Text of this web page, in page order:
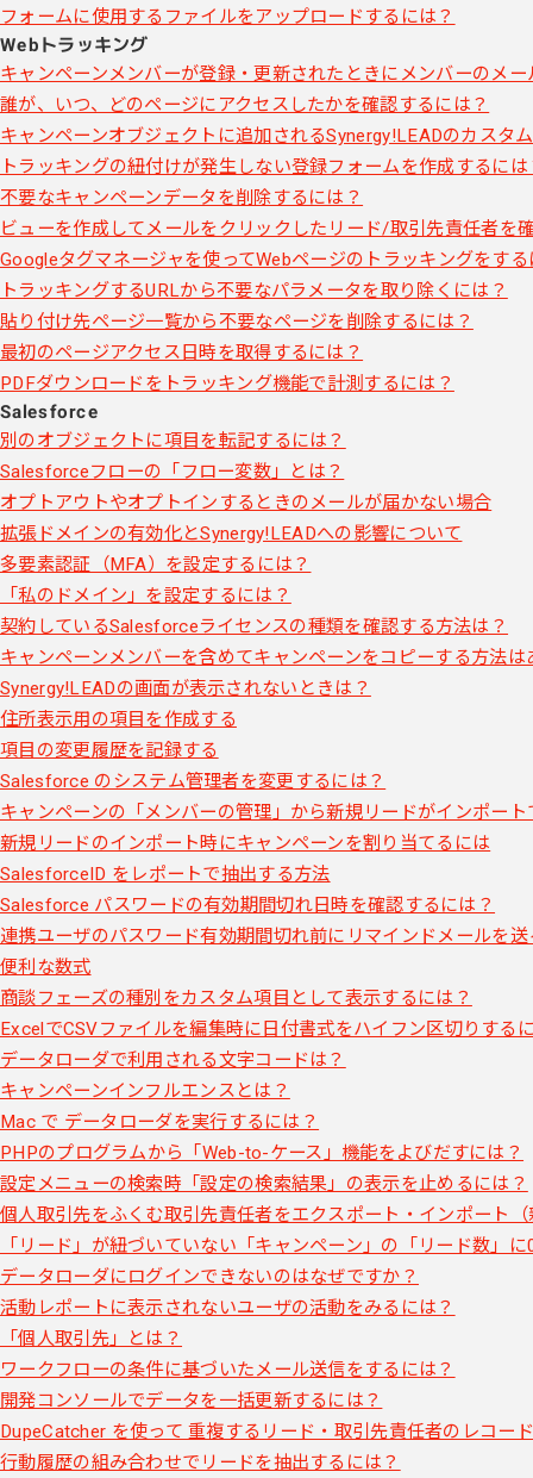
フォームに使用するファイルをアップロードするには？
Webトラッキング
キャンペーンメンバーが登録・更新されたときにメンバーのメ
誰が、いつ、どのページにアクセスしたかを確認するには？
キャンペーンオブジェクトに追加されるSynergy!LEADのカスタ
トラッキングの紐付けが発生しない登録フォームを作成するには
不要なキャンペーンデータを削除するには？
ビューを作成してメールをクリックしたリード/取引先責任者を
Googleタグマネージャを使ってWebページのトラッキングをす
トラッキングするURLから不要なパラメータを取り除くには？
貼り付け先ページ一覧から不要なページを削除するには？
最初のページアクセス日時を取得するには？
PDFダウンロードをトラッキング機能で計測するには？
Salesforce
別のオブジェクトに項目を転記するには？
Salesforceフローの「フロー変数」とは？
オプトアウトやオプトインするときのメールが届かない場合
拡張ドメインの有効化とSynergy!LEADへの影響について
多要素認証（MFA）を設定するには？
「私のドメイン」を設定するには？
契約しているSalesforceライセンスの種類を確認する方法は？
キャンペーンメンバーを含めてキャンペーンをコピーする方法は
Synergy!LEADの画面が表示されないときは？
住所表示用の項目を作成する
項目の変更履歴を記録する
Salesforce のシステム管理者を変更するには？
キャンペーンの「メンバーの管理」から新規リードがインポート
新規リードのインポート時にキャンペーンを割り当てるには
SalesforceID をレポートで抽出する方法
Salesforce パスワードの有効期間切れ日時を確認するには？
連携ユーザのパスワード有効期間切れ前にリマインドメールを
便利な数式
商談フェーズの種別をカスタム項目として表示するには？
ExcelでCSVファイルを編集時に日付書式をハイフン区切りする
データローダで利用される文字コードは？
キャンペーンインフルエンスとは？
Mac で データローダを実行するには？
PHPのプログラムから「Web-to-ケース」機能をよびだすには？
設定メニューの検索時「設定の検索結果」の表示を止めるには？
個人取引先をふくむ取引先責任者をエクスポート・インポート
「リード」が紐づいていない「キャンペーン」の「リード数」
データローダにログインできないのはなぜですか？
活動レポートに表示されないユーザの活動をみるには？
「個人取引先」とは？
ワークフローの条件に基づいたメール送信をするには？
開発コンソールでデータを一括更新するには？
DupeCatcher を使って 重複するリード・取引先責任者のレコー
行動履歴の組み合わせでリードを抽出するには？